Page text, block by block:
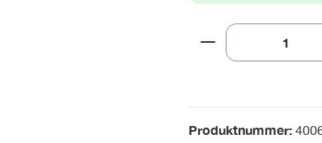
Produkt
Produktnummer: